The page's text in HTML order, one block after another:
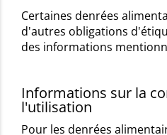
Certaines denrées
d'autres obligations d'
des informations
Informations sur la
l'utilisation
Pour les denrées